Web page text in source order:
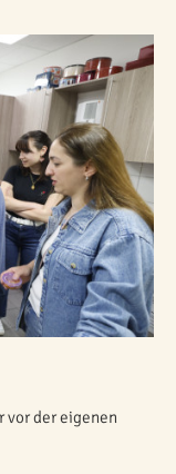
vor der eigenen